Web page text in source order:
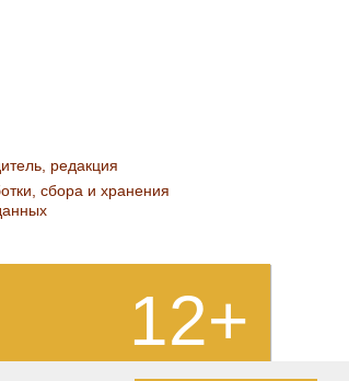
редакция
сбора и хранения
12+